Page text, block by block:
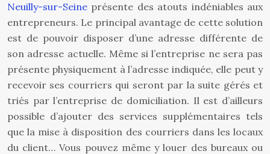
Neuilly-sur-Seine présente des atouts indéniables aux
entrepreneurs. Le principal avantage de cette solution
est de pouvoir disposer d’une adresse différente de
son adresse actuelle. Même si l’entreprise ne sera pas
présente physiquement à l’adresse indiquée, elle peut y
recevoir ses courriers qui seront par la suite gérés et
triés par l’entreprise de domiciliation. Il est d’ailleurs
possible d’ajouter des services supplémentaires tels
que la mise à disposition des courriers dans les locaux
du client… Vous pouvez même y louer des bureaux ou